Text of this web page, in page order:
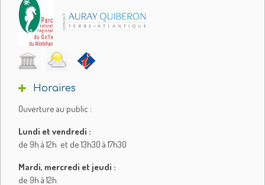
Horaires
Ouverture au public :
Lundi et vendredi :
de 9h à 12h et de 13h30 à 17h30
Mardi, mercredi et jeudi :
de 9h à 12h